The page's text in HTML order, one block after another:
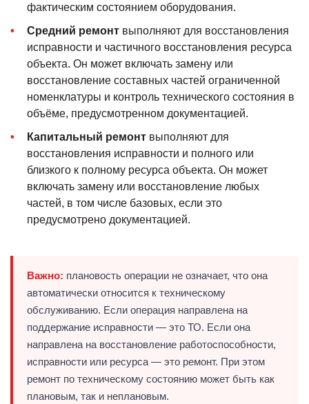
фактическим состоянием оборудования.
Средний ремонт выполняют для восстановления
исправности и частичного восстановления ресурса
объекта. Он может включать замену или
восстановление составных частей ограниченной
номенклатуры и контроль технического состояния в
объёме, предусмотренном документацией.
Капитальный ремонт выполняют для
восстановления исправности и полного или
близкого к полному ресурса объекта. Он может
включать замену или восстановление любых
частей, в том числе базовых, если это
предусмотрено документацией.
Важно: плановость операции не означает, что она
автоматически относится к техническому
обслуживанию. Если операция направлена на
поддержание исправности — это ТО. Если она
направлена на восстановление работоспособности,
исправности или ресурса — это ремонт. При этом
ремонт по техническому состоянию может быть как
плановым, так и неплановым.